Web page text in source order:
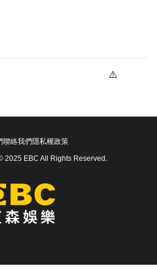
聯絡我們隱私權政策
2025 EBC All Rights Reserved.